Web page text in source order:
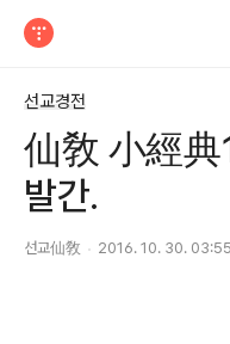
선교경전
仙敎 小經典
발간.
선교仙敎 2016. 10. 30. 03:55